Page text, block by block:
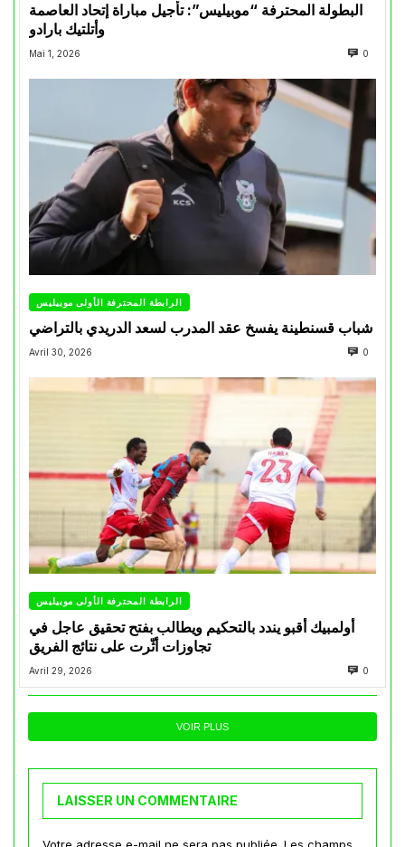
البطولة المحترفة “موبيليس”: تأجيل مباراة إتحاد العاصمة
وأتلتيك بارادو
Mai 1, 2026 0
الرابطة المحترفة الأولى موبيليس
شباب قسنطينة يفسخ عقد المدرب لسعد الدريدي بالتراضي
Avril 30, 2026 0
الرابطة المحترفة الأولى موبيليس
أولمبيك أقبو يندد بالتحكيم ويطالب بفتح تحقيق عاجل في
تجاوزات أثّرت على نتائج الفريق
Avril 29, 2026 0
VOIR PLUS
LAISSER UN COMMENTAIRE
Votre adresse e-mail ne sera pas publiée. Les champs